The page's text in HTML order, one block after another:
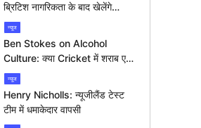
ब्रिटिश नागरिकता के बाद खेलेंगे
आईपीएल?
न्यूज
Ben Stokes on Alcohol
Culture: क्या Cricket में शराब एक
बड़ी समस्या है?
न्यूज
Henry Nicholls: न्यूजीलैंड टेस्ट
टीम में धमाकेदार वापसी